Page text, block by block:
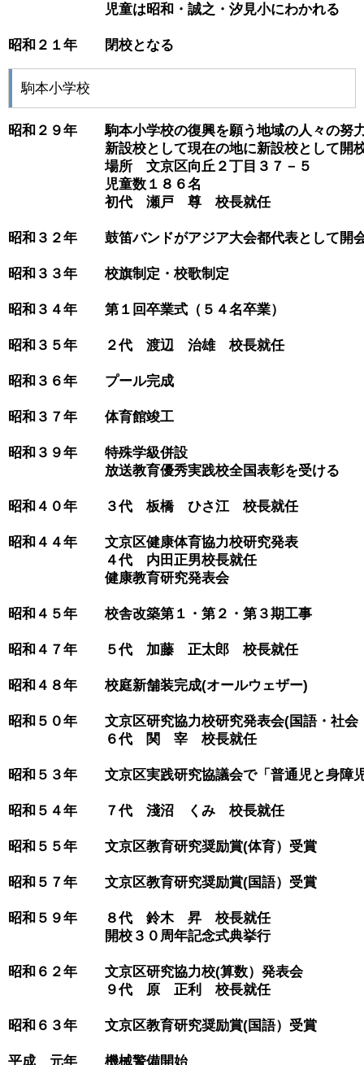
児童は昭和・誠之・汐見小にわかれる
昭和２１年　　閉校となる
駒本小学校
昭和２９年　　駒本小学校の復興を願う地域の人々の努
新設校として現在の地に新設校として開
場所　文京区向丘２丁目３７－５
児童数１８６名
初代　瀬戸　尊　校長就任
昭和３２年　　鼓笛バンドがアジア大会都代表として開
昭和３３年　　校旗制定・校歌制定
昭和３４年　　第１回卒業式（５４名卒業）
昭和３５年　　２代　渡辺　治雄　校長就任
昭和３６年　　プール完成
昭和３７年　　体育館竣工
昭和３９年　　特殊学級併設
放送教育優秀実践校全国表彰を受ける
昭和４０年　　３代　板橋　ひさ江　校長就任
昭和４４年　　文京区健康体育協力校研究発表
４代　内田正男校長就任
健康教育研究発表会
昭和４５年　　校舎改築第１・第２・第３期工事
昭和４７年　　５代　加藤　正太郎　校長就任
昭和４８年　　校庭新舗装完成(オールウェザー)
昭和５０年　　文京区研究協力校研究発表会(国語・社会
６代　関　宰　校長就任
昭和５３年　　文京区実践研究協議会で「普通児と身障
昭和５４年　　７代　淺沼　くみ　校長就任
昭和５５年　　文京区教育研究奨励賞(体育）受賞
昭和５７年　　文京区教育研究奨励賞(国語）受賞
昭和５９年　　８代　鈴木　昇　校長就任
開校３０周年記念式典挙行
昭和６２年　　文京区研究協力校(算数）発表会
９代　原　正利　校長就任
昭和６３年　　文京区教育研究奨励賞(国語）受賞
平成　元年　　機械警備開始